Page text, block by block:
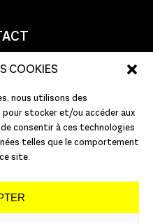
COOKIES
nous utilisons des
stocker et/ou accéder aux
consentir à ces technologies
telles que le comportement
site.
72 10 10